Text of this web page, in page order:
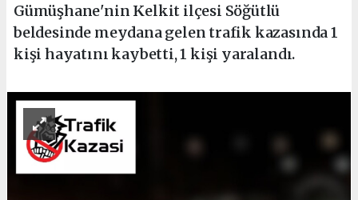
Gümüşhane'nin Kelkit ilçesi Söğütlü
beldesinde meydana gelen trafik kazasında 1
kişi hayatını kaybetti, 1 kişi yaralandı.